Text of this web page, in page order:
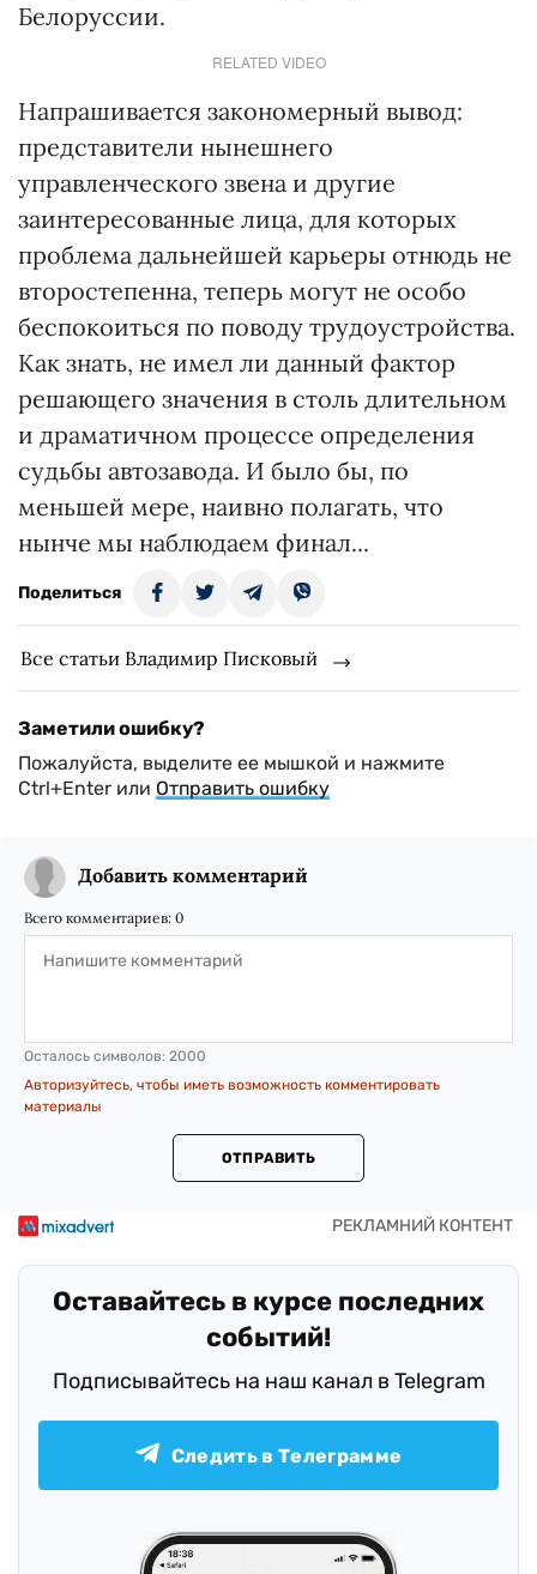
Белоруссии.
RELATED VIDEO
Напрашивается закономерный вывод:
представители нынешнего
управленческого звена и другие
заинтересованные лица, для которых
проблема дальнейшей карьеры отнюдь не
второстепенна, теперь могут не особо
беспокоиться по поводу трудоустройства.
Как знать, не имел ли данный фактор
решающего значения в столь длительном
и драматичном процессе определения
судьбы автозавода. И было бы, по
меньшей мере, наивно полагать, что
нынче мы наблюдаем финал...
Поделиться
Все статьи Владимир Писковый
Заметили ошибку?
Пожалуйста, выделите ее мышкой и нажмите
Ctrl+Enter или Отправить ошибку
Добавить комментарий
Всего комментариев: 0
Осталось символов: 2000
Авторизуйтесь, чтобы иметь возможность комментировать
материалы
ОТПРАВИТЬ
Оставайтесь в курсе последних
событий!
Подписывайтесь на наш канал в Telegram
Следить в Телеграмме